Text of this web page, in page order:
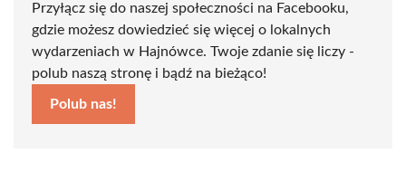
Przyłącz się do naszej społeczności na Facebooku,
gdzie możesz dowiedzieć się więcej o lokalnych
wydarzeniach w Hajnówce. Twoje zdanie się liczy -
polub naszą stronę i bądź na bieżąco!
Polub nas!